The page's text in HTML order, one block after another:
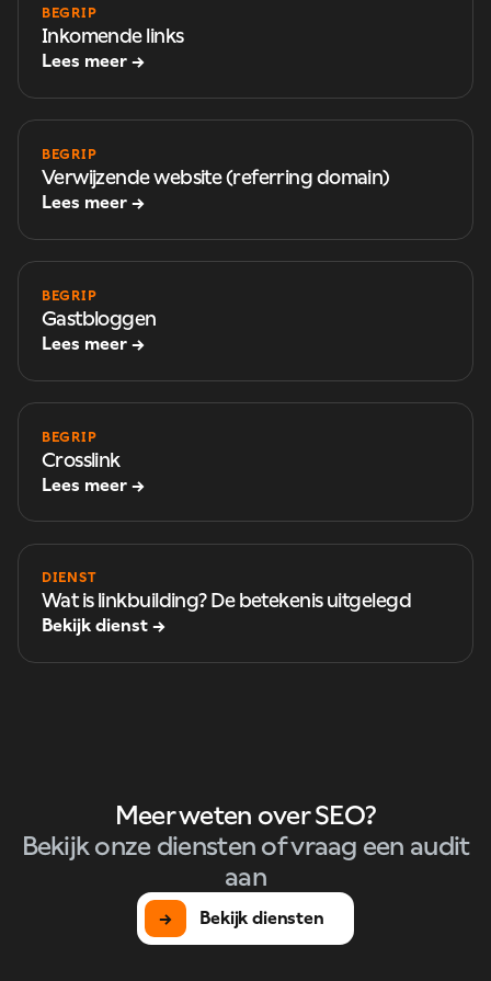
BEGRIP
Inkomende links
Lees meer →
BEGRIP
Verwijzende website (referring domain)
Lees meer →
BEGRIP
Gastbloggen
Lees meer →
BEGRIP
Crosslink
Lees meer →
DIENST
Wat is linkbuilding? De betekenis uitgelegd
Bekijk dienst →
Meer weten over SEO?
Bekijk onze diensten of vraag een audit
aan
→ Bekijk diensten